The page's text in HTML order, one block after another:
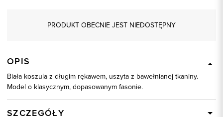
PRODUKT OBECNIE JEST NIEDOSTĘPNY
OPIS
Biała koszula z długim rękawem, uszyta z bawełnianej tkaniny.
Model o klasycznym, dopasowanym fasonie.
SZCZEGÓŁY